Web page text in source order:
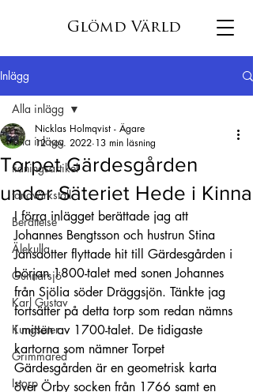
Glömd Värld
Inlägg
Alla inlägg
tidningsartikel
tandvärkstall
Berättelse
Älekulla
Gunnarsjö
Karl Gustav
Kungsäter
Grimmared
Istorp
Alla inlägg
Torpet Gärdesgården
under Säteriet Hede i Kinna
Nicklas Holmqvist - Ägare
12 nov. 2022 13 min läsning
I förra inlägget berättade jag att
Johannes Bengtsson och hustrun Stina
Jansdotter flyttade hit till Gärdesgården i
början 1800-talet med sonen Johannes
från Sjölia söder Dräggsjön. Tänkte jag
fortsätter på detta torp som redan nämns
i mitten av 1700-talet. De tidigaste
kartorna som nämner Torpet
Gärdesgården är en geometrisk karta
över Örby socken från 1766 samt en